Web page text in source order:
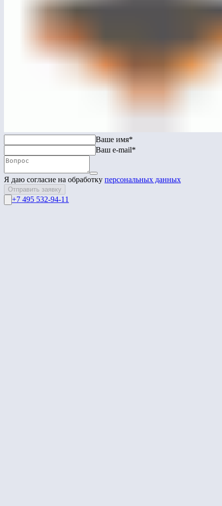
Ваше имя*
Ваш e-mail*
Я даю согласие на обработку персональных данных
Отправить заявку
+7 495 532-94-11